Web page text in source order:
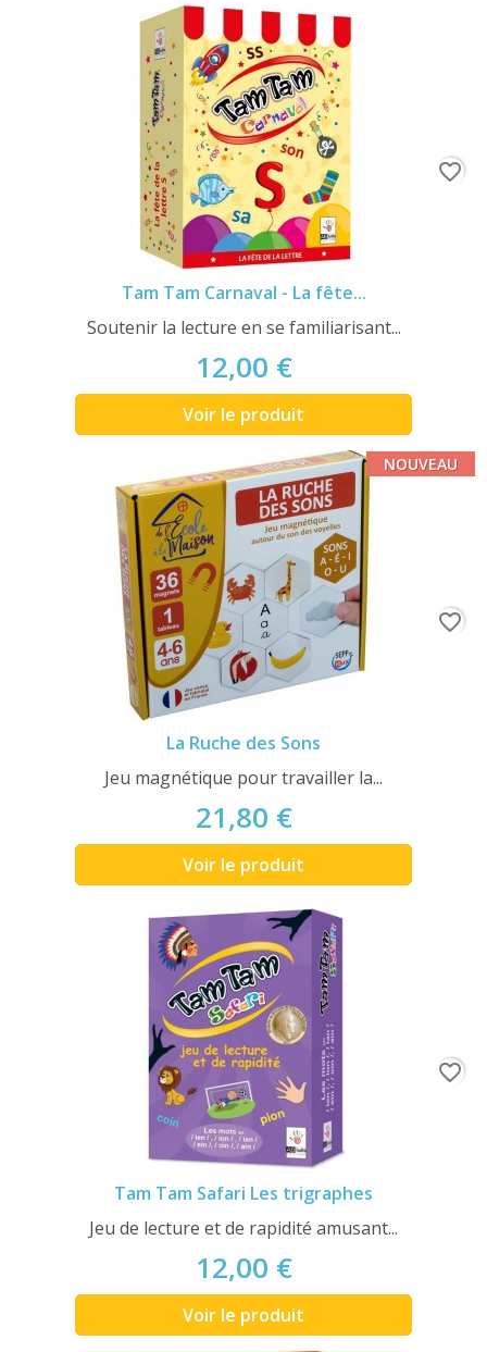
Tam Tam Carnaval - La fête...
Soutenir la lecture en se familiarisant...
12,00 €
Voir le produit
favorite_border
La Ruche des Sons
Jeu magnétique pour travailler la...
21,80 €
Voir le produit
NOUVEAU
favorite_border
Tam Tam Safari Les trigraphes
Jeu de lecture et de rapidité amusant...
12,00 €
Voir le produit
favorite_border